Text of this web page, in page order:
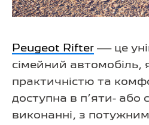
Peugeot Rifter — це
сімейний автомобіль,
практичністю та
доступна в п’яти- або
виконанні, з